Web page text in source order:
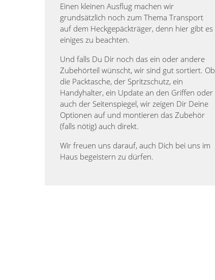
Einen kleinen Ausflug machen wir
grundsätzlich noch zum Thema Transport
auf dem Heckgepäckträger, denn hier gibt es
einiges zu beachten.
Und falls Du Dir noch das ein oder andere
Zubehörteil wünscht, wir sind gut sortiert. Ob
die Packtasche, der Spritzschutz, ein
Handyhalter, ein Update an den Griffen oder
auch der Seitenspiegel, wir zeigen Dir Deine
Optionen auf und montieren das Zubehör
(falls nötig) auch direkt.
Wir freuen uns darauf, auch Dich bei uns im
Haus begeistern zu dürfen.